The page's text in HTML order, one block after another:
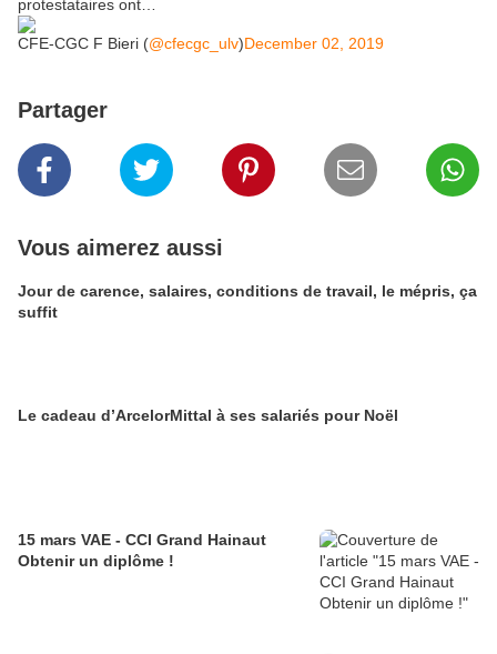
protestataires ont…
CFE-CGC F Bieri (@cfecgc_ulv)December 02, 2019
Partager
Vous aimerez aussi
Jour de carence, salaires, conditions de travail, le mépris, ça
suffit
Le cadeau d’ArcelorMittal à ses salariés pour Noël
15 mars VAE - CCI Grand Hainaut
Obtenir un diplôme !